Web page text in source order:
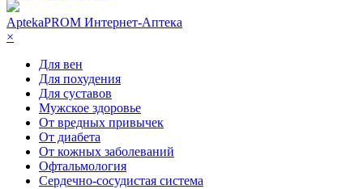
AptekaPROM Интернет-Аптека
×
Для вен
Для похудения
Для суставов
Мужское здоровье
От вредных привычек
От диабета
От кожных заболеваний
Офтальмология
Сердечно-сосудистая система